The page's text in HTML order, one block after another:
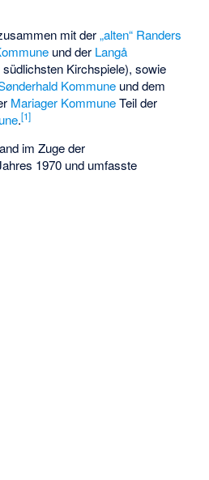
mit der„alten“ Randers
und der Langå
südlichsten Kirchspiele), sowie
Kommune und dem
Mariager KommuneTeil der
.[1]
im Zuge der
1970 und umfasste